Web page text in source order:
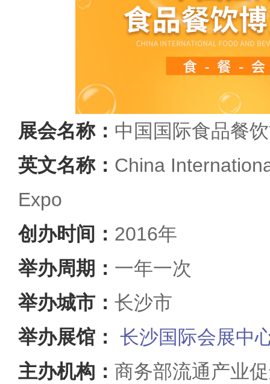
展会名称： 中国国际食品餐
英文名称： China
Expo
创办时间： 2016年
举办周期： 一年一次
举办城市： 长沙市
举办展馆：
长沙国际会展中
主办机构： 商务部流通产业